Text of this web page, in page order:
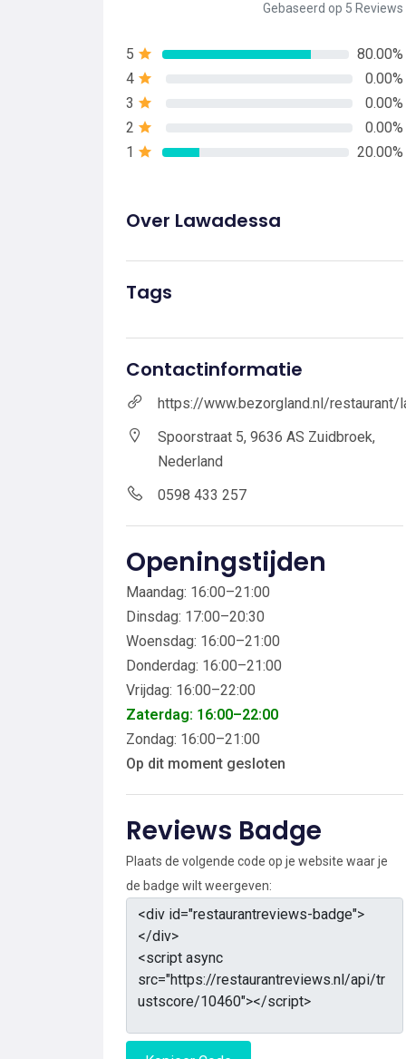
Gebaseerd op 5 Reviews
5
80.00%
4
0.00%
3
0.00%
2
0.00%
1
20.00%
Over Lawadessa
Tags
Contactinformatie
https://www.bezorgland.nl/restaurant/
Spoorstraat 5, 9636 AS Zuidbroek,
Nederland
0598 433 257
Openingstijden
Maandag: 16:00–21:00
Dinsdag: 17:00–20:30
Woensdag: 16:00–21:00
Donderdag: 16:00–21:00
Vrijdag: 16:00–22:00
Zaterdag: 16:00–22:00
Zondag: 16:00–21:00
Op dit moment gesloten
Reviews Badge
Plaats de volgende code op je website waar je
de badge wilt weergeven: